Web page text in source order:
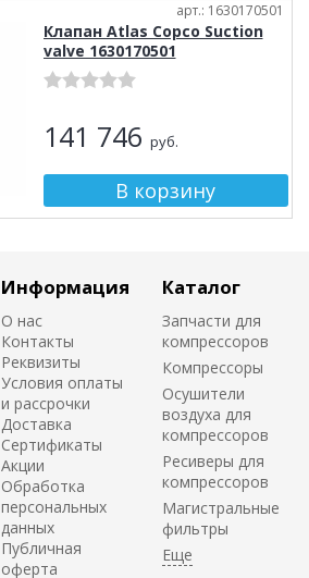
арт.: 1630170501
Клапан Atlas Copco Suction
valve 1630170501
141 746 руб.
Информация
О нас
Контакты
Реквизиты
Условия оплаты
и рассрочки
Доставка
Сертификаты
Акции
Обработка
персональных
данных
Публичная
оферта
Каталог
Запчасти для
компрессоров
Компрессоры
Осушители
воздуха для
компрессоров
Ресиверы для
компрессоров
Магистральные
фильтры